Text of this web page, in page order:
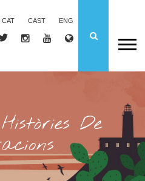
CAT CAST ENG
De